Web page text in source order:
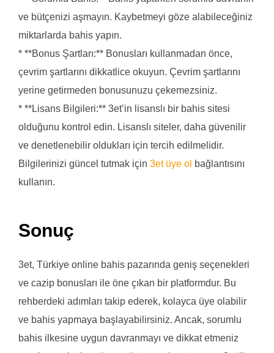
ve bütçenizi aşmayın. Kaybetmeyi göze alabileceğiniz
miktarlarda bahis yapın.
* **Bonus Şartları:** Bonusları kullanmadan önce,
çevrim şartlarını dikkatlice okuyun. Çevrim şartlarını
yerine getirmeden bonusunuzu çekemezsiniz.
* **Lisans Bilgileri:** 3et’in lisanslı bir bahis sitesi
olduğunu kontrol edin. Lisanslı siteler, daha güvenilir
ve denetlenebilir oldukları için tercih edilmelidir.
Bilgilerinizi güncel tutmak için 3et üye ol bağlantısını
kullanın.
Sonuç
3et, Türkiye online bahis pazarında geniş seçenekleri
ve cazip bonusları ile öne çıkan bir platformdur. Bu
rehberdeki adımları takip ederek, kolayca üye olabilir
ve bahis yapmaya başlayabilirsiniz. Ancak, sorumlu
bahis ilkesine uygun davranmayı ve dikkat etmeniz